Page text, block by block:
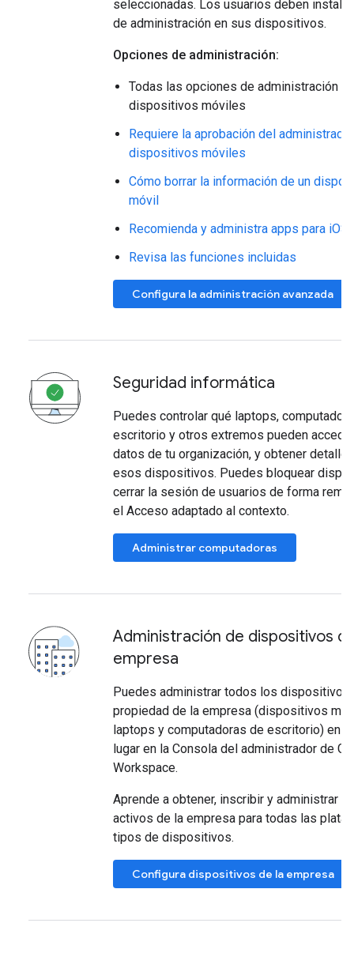
seleccionadas. Los usuarios deben instalar
de administración en sus dispositivos.
Opciones de administración:
Todas las opciones de administración
dispositivos móviles
Requiere la aprobación del
dispositivos móviles
Cómo borrar la información de un
móvil
Recomienda y administra apps para iOS
Revisa las funciones incluidas
Configura la administración avanzada
Seguridad informática
Puedes controlar qué laptops,
escritorio y otros extremos pueden
datos de tu organización, y obtener
esos dispositivos. Puedes bloquear
cerrar la sesión de usuarios de forma
el Acceso adaptado al contexto.
Administrar computadoras
Administración de dispositivos
empresa
Puedes administrar todos los dispositivos
propiedad de la empresa (dispositivos
laptops y computadoras de escritorio) en
lugar en la Consola del administrador de
Workspace.
Aprende a obtener, inscribir y administrar
activos de la empresa para todas las
tipos de dispositivos.
Configura dispositivos de la empresa